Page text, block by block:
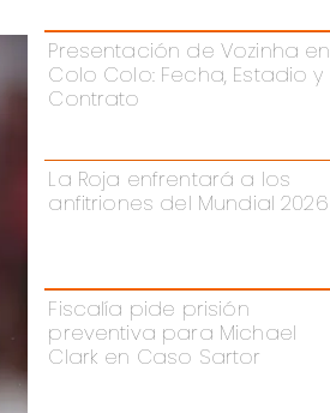
Presentación de Vozinha en
Colo Colo: Fecha, Estadio y
Contrato
La Roja enfrentará a los
anfitriones del Mundial 2026
Fiscalía pide prisión
preventiva para Michael
Clark en Caso Sartor